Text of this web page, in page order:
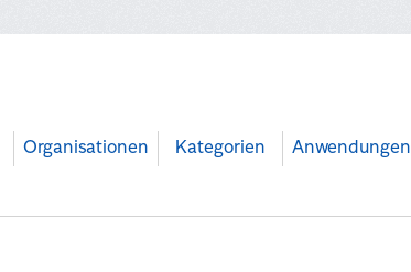
Organisationen Kategorien Anwendungen